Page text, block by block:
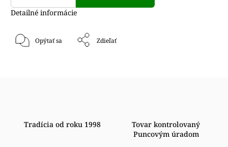
Detailné informácie
Opýtať sa Zdieľať
Tradícia od roku 1998
Tovar kontrolovaný
Puncovým úradom